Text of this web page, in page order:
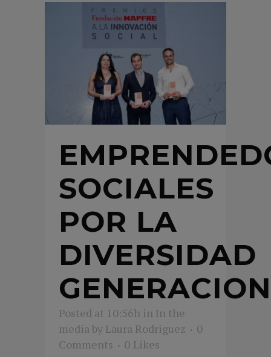
SOCIALES
POR LA
DIVERSIDAD
Posted at 10:56h in In the
media by Laura Rodriguez
0
Comments
0 Likes